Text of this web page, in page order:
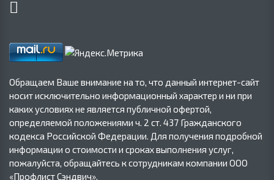
Обращаем Ваше внимание на то, что данный интернет-сайт
носит исключительно информационный характер и ни при
каких условиях не является публичной офертой,
определяемой положениями ч. 2 ст. 437 Гражданского
кодекса Российской Федерации. Для получения подробной
информации о стоимости и сроках выполнения услуг,
пожалуйста, обращайтесь к сотрудникам компании ООО
«Профлист Сэндвич».